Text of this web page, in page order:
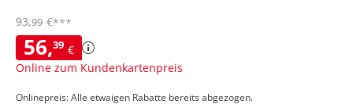
56,39 €
Online zum Kundenkartenpreis
93,99 €***
Onlinepreis: Alle etwaigen Rabatte bereits abgezogen.